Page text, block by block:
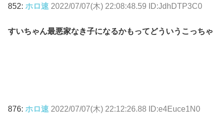
852: ホロ速 2022/07/07(木) 22:08:48.59 ID:JdhDTP3C0
すいちゃん最悪家なき子になるかもってどういうこっちゃ
876: ホロ速 2022/07/07(木) 22:12:26.88 ID:e4Euce1N0